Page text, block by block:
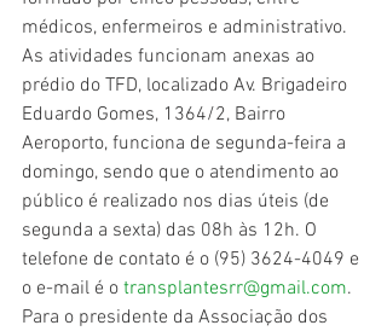
médicos, enfermeiros e administrativo.
As atividades funcionam anexas ao
prédio do TFD, localizado Av. Brigadeiro
Eduardo Gomes, 1364/2, Bairro
Aeroporto, funciona de segunda-feira a
domingo, sendo que o atendimento ao
público é realizado nos dias úteis (de
segunda a sexta) das 08h às 12h. O
telefone de contato é o (95) 3624-4049 e
o e-mail é o transplantesrr@gmail.com.
Para o presidente da Associação dos